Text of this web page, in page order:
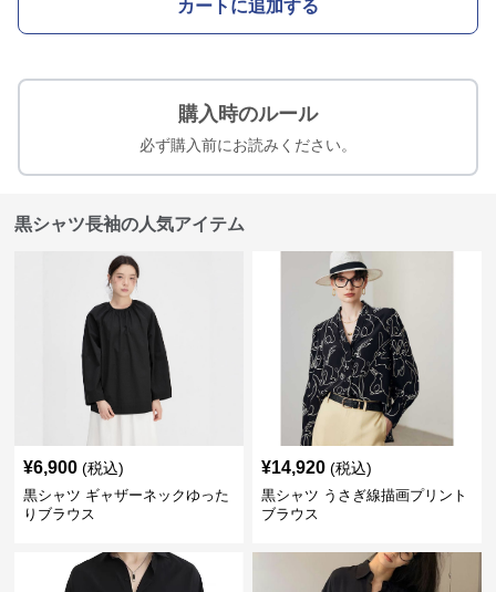
カートに追加する
購入時のルール
必ず購入前にお読みください。
黒シャツ長袖の人気アイテム
¥6,900 (税込)
黒シャツ ギャザーネックゆった
りブラウス
¥14,920 (税込)
黒シャツ うさぎ線描画プリント
ブラウス